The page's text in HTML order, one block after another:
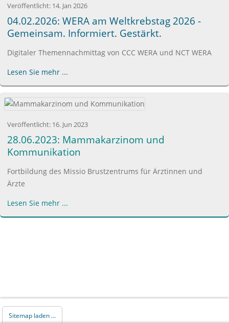
Veröffentlicht: 14. Jan 2026
04.02.2026: WERA am Weltkrebstag 2026 -
Gemeinsam. Informiert. Gestärkt.
Digitaler Themennachmittag von CCC WERA und NCT WERA
Lesen Sie mehr ...
Veröffentlicht: 16. Jun 2023
28.06.2023: Mammakarzinom und
Kommunikation
Fortbildung des Missio Brustzentrums für Ärztinnen und
Ärzte
Lesen Sie mehr ...
Sitemap laden ...